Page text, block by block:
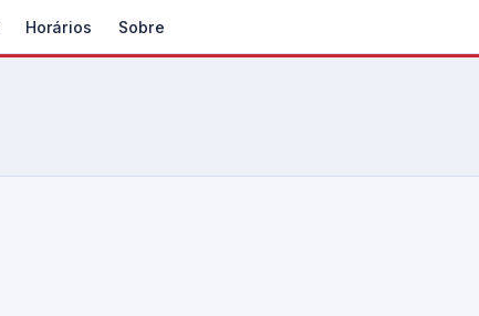
Horários Sobre